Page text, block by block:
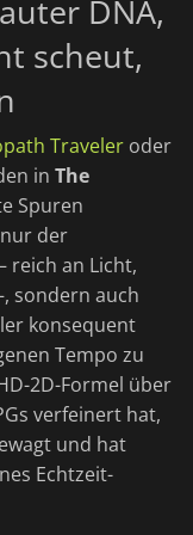
DNA,
scheut,
Traveler oder
in The
Spuren
der
reich an Licht,
sondern auch
konsequent
Tempo zu
2D-Formel über
verfeinert hat,
und hat
Echtzeit-